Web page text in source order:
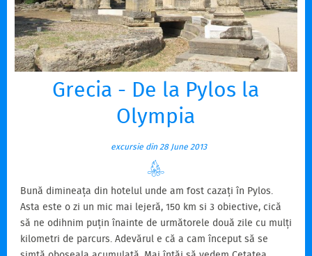
Grecia - De la Pylos la
Olympia
excursie din 28 June 2013
Bună dimineața din hotelul unde am fost cazați în Pylos.
Asta este o zi un mic mai lejeră, 150 km si 3 obiective, cică
să ne odihnim puțin înainte de următorele două zile cu mulți
kilometri de parcurs. Adevărul e că a cam început să se